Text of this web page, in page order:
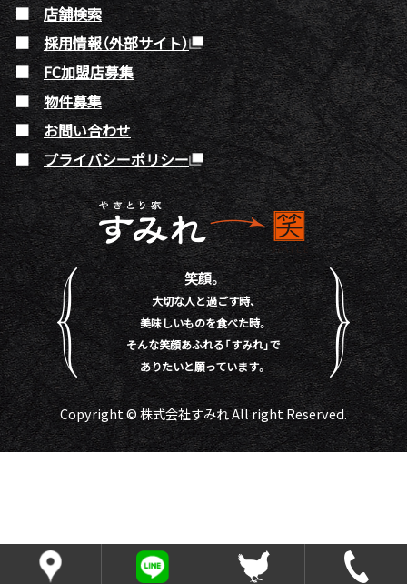
店舗検索
採用情報（外部サイト）
FC加盟店募集
物件募集
お問い合わせ
プライバシーポリシー
笑顔。
大切な人と過ごす時、
美味しいものを食べた時。
そんな笑顔あふれる「すみれ」で
ありたいと願っています。
Copyright © 株式会社すみれ All right Reserved.